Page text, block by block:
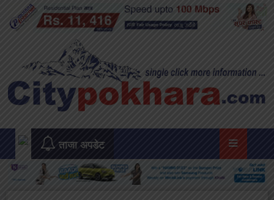
content
ताजा अपडेट